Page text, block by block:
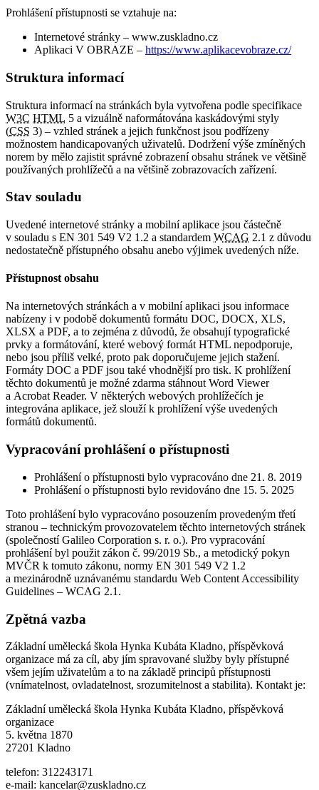
Prohlášení přístupnosti se vztahuje na:
Internetové stránky – www.zuskladno.cz
Aplikaci V OBRAZE – https://www.aplikacevobraze.cz/
Struktura informací
Struktura informací na stránkách byla vytvořena podle specifikace
W3C HTML 5 a vizuálně naformátována kaskádovými styly
(CSS 3) – vzhled stránek a jejich funkčnost jsou podřízeny
možnostem handicapovaných uživatelů. Dodržení výše zmíněných
norem by mělo zajistit správné zobrazení obsahu stránek ve většině
používaných prohlížečů a na většině zobrazovacích zařízení.
Stav souladu
Uvedené internetové stránky a mobilní aplikace jsou částečně
v souladu s EN 301 549 V2 1.2 a standardem WCAG 2.1 z důvodu
nedostatečně přístupného obsahu anebo výjimek uvedených níže.
Přístupnost obsahu
Na internetových stránkách a v mobilní aplikaci jsou informace
nabízeny i v podobě dokumentů formátu DOC, DOCX, XLS,
XLSX a PDF, a to zejména z důvodů, že obsahují typografické
prvky a formátování, které webový formát HTML nepodporuje,
nebo jsou příliš velké, proto pak doporučujeme jejich stažení.
Formáty DOC a PDF jsou také vhodnější pro tisk. K prohlížení
těchto dokumentů je možné zdarma stáhnout Word Viewer
a Acrobat Reader. V některých webových prohlížečích je
integrována aplikace, jež slouží k prohlížení výše uvedených
formátů dokumentů.
Vypracování prohlášení o přístupnosti
Prohlášení o přístupnosti bylo vypracováno dne 21. 8. 2019
Prohlášení o přístupnosti bylo revidováno dne 15. 5. 2025
Toto prohlášení bylo vypracováno posouzením provedeným třetí
stranou – technickým provozovatelem těchto internetových stránek
(společností Galileo Corporation s. r. o.). Pro vypracování
prohlášení byl použit zákon č. 99/2019 Sb., a metodický pokyn
MVČR k tomuto zákonu, normy EN 301 549 V2 1.2
a mezinárodně uznávanému standardu Web Content Accessibility
Guidelines – WCAG 2.1.
Zpětná vazba
Základní umělecká škola Hynka Kubáta Kladno, příspěvková
organizace má za cíl, aby jím spravované služby byly přístupné
všem jejím uživatelům a to na základě principů přístupnosti
(vnímatelnost, ovladatelnost, srozumitelnost a stabilita). Kontakt je:
Základní umělecká škola Hynka Kubáta Kladno, příspěvková
organizace
5. května 1870
27201 Kladno
telefon: 312243171
e-mail: kancelar@zuskladno.cz